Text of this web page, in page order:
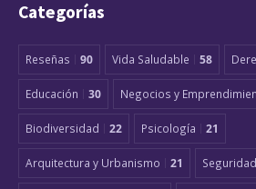
Categorías
Reseñas 90 Vida Saludable 58
Educación 30 Negocios y
Biodiversidad 22 Psicología 21
Arquitectura y Urbanismo 21